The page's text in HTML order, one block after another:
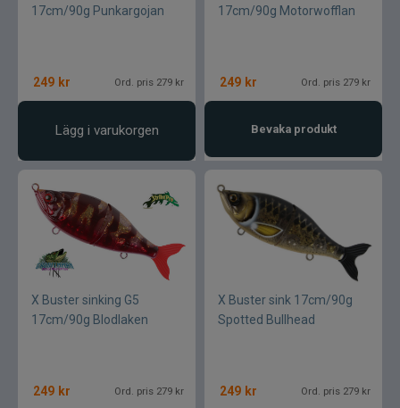
17cm/90g Punkargojan
249 kr Ord. pris 279 kr
Lägg i varukorgen
17cm/90g Motorwofflan
249 kr Ord. pris 279 kr
Bevaka produkt
X Buster sinking G5
17cm/90g Blodlaken
249 kr Ord. pris 279 kr
X Buster sink 17cm/90g
Spotted Bullhead
249 kr Ord. pris 279 kr